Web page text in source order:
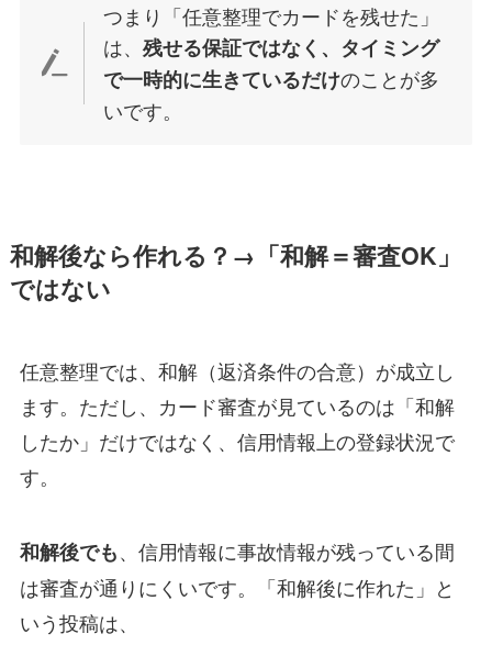
つまり「任意整理でカードを残せた」
は、残せる保証ではなく、タイミング
で一時的に生きているだけのことが多
いです。
和解後なら作れる？→「和解＝審査OK」
ではない
任意整理では、和解（返済条件の合意）が成立し
ます。ただし、カード審査が見ているのは「和解
したか」だけではなく、信用情報上の登録状況で
す。
和解後でも、信用情報に事故情報が残っている間
は審査が通りにくいです。「和解後に作れた」と
いう投稿は、